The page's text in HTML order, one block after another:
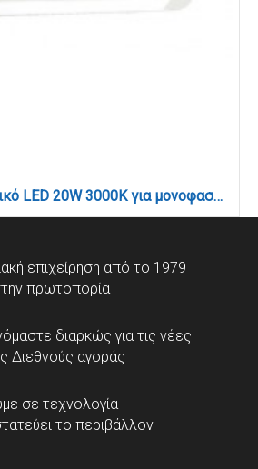
Γραμμικό φωτιστικό LED 20W 3000K για μονοφασική ράγα σε λευκή απόχρωση D:30cmX3,3cm (T02601-WH)
επιχείρηση από το 1979
πρωτοπορία
διαρκώς για τις νέες
Διεθνούς αγοράς
σε τεχνολογία
το περιβάλλον